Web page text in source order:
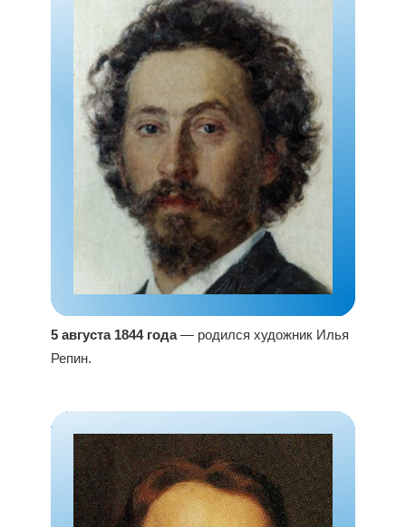
5 августа 1844 года— родился художник Илья
Репин.